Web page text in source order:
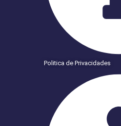
Politica de Privacidades